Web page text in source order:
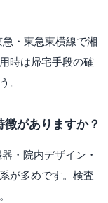
・東急東横線で湘
時は帰宅手段の確
。
がありますか？
・院内デザイン・
が多めです。検査